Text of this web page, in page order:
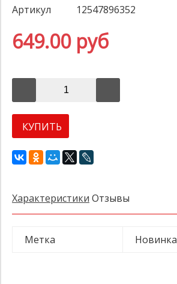
Артикул 12547896352
649.00 руб
КУПИТЬ
Характеристики Отзывы
Метка Новинка